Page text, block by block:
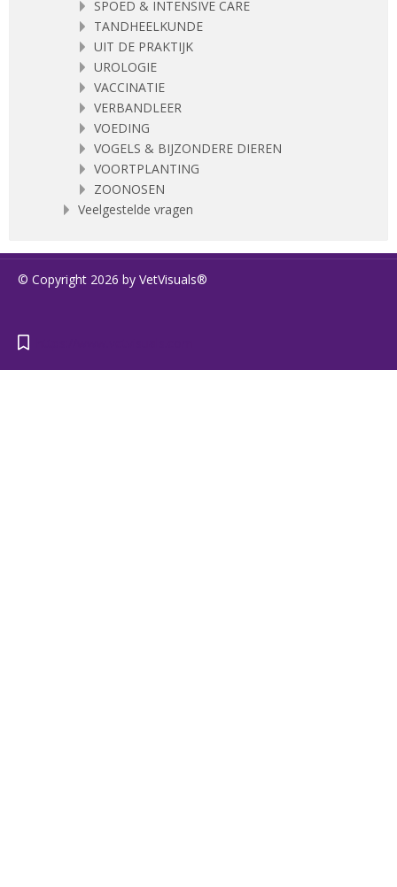
SPOED & INTENSIVE CARE
TANDHEELKUNDE
UIT DE PRAKTIJK
UROLOGIE
VACCINATIE
VERBANDLEER
VOEDING
VOGELS & BIJZONDERE DIEREN
VOORTPLANTING
ZOONOSEN
Veelgestelde vragen
© Copyright 2026 by VetVisuals®